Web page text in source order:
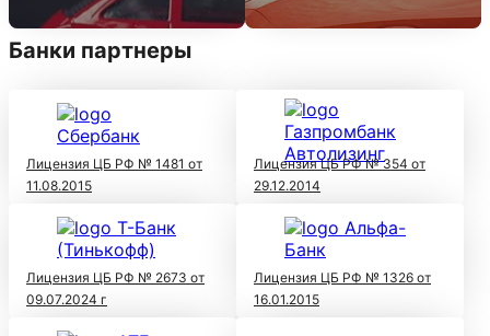
Банки партнеры
Лицензия ЦБ РФ № 1481 от
11.08.2015
Лицензия ЦБ РФ № 354 от
29.12.2014
Лицензия ЦБ РФ № 2673 от
09.07.2024 г
Лицензия ЦБ РФ № 1326 от
16.01.2015